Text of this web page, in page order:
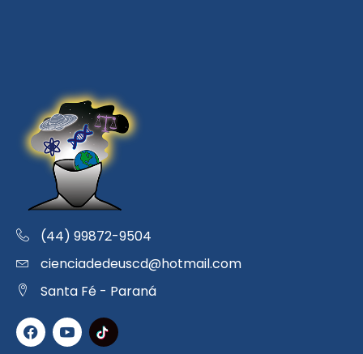
(44) 99872-9504
cienciadedeuscd@hotmail.com
Santa Fé - Paraná